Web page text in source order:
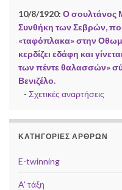
10/8/1920: Ο σουλτάνος
Συνθήκη των Σεβρών,
«ταφόπλακα» στην
κερδίζει εδάφη και
των πέντε θαλασσών»
Βενιζέλο.
- Σχετικές αναρτήσεις
ΚΑΤΗΓΟΡΊΕΣ ΆΡΘΡΩΝ
E-twinning
Α' τάξη